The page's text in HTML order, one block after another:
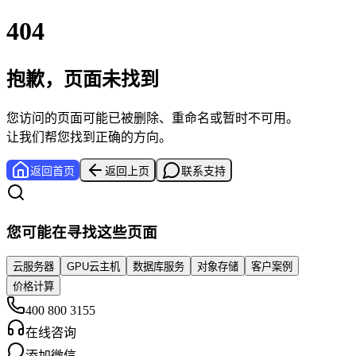
404
抱歉，页面未找到
您访问的页面可能已被删除、重命名或暂时不可用。
让我们帮您找到正确的方向。
返回首页 返回上页 联系支持
您可能在寻找这些页面
云服务器 GPU云主机 数据库服务 对象存储
客户案例
价格计算
400 800 3155
在线咨询